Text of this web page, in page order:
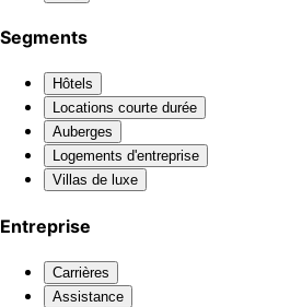
Segments
Hôtels
Locations courte durée
Auberges
Logements d'entreprise
Villas de luxe
Entreprise
Carrières
Assistance